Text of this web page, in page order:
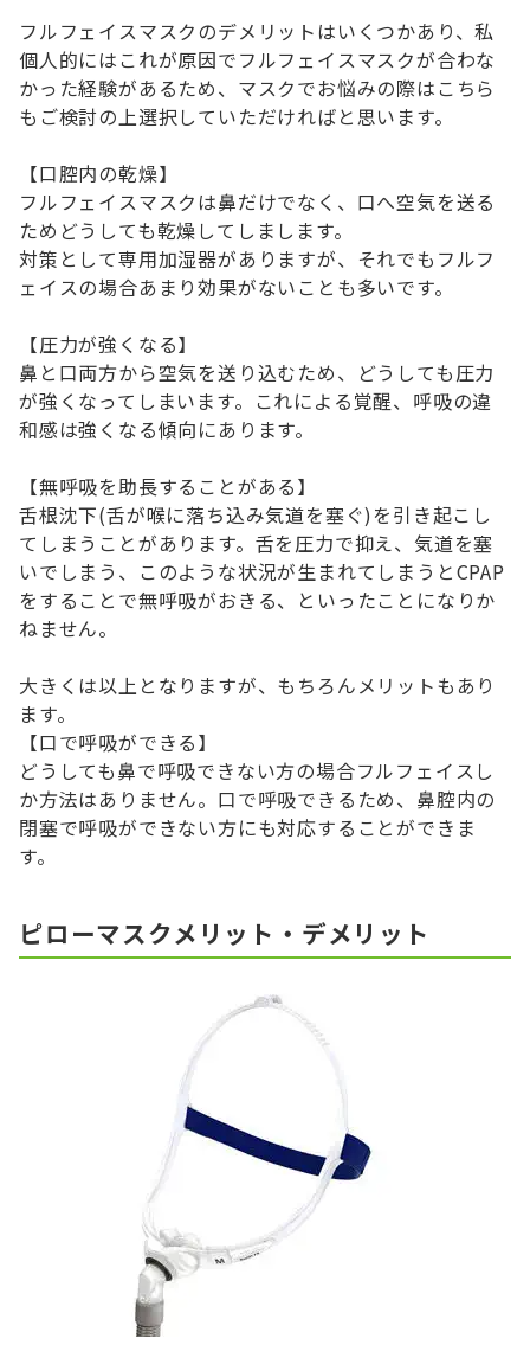
フルフェイスマスクのデメリットはいくつかあり、私
個人的にはこれが原因でフルフェイスマスクが合わな
かった経験があるため、マスクでお悩みの際はこちら
もご検討の上選択していただければと思います。
【口腔内の乾燥】
フルフェイスマスクは鼻だけでなく、口へ空気を送る
ためどうしても乾燥してしまします。
対策として専用加湿器がありますが、それでもフルフ
ェイスの場合あまり効果がないことも多いです。
【圧力が強くなる】
鼻と口両方から空気を送り込むため、どうしても圧力
が強くなってしまいます。これによる覚醒、呼吸の違
和感は強くなる傾向にあります。
【無呼吸を助長することがある】
舌根沈下(舌が喉に落ち込み気道を塞ぐ)を引き起こし
てしまうことがあります。舌を圧力で抑え、気道を塞
いでしまう、このような状況が生まれてしまうとCPAP
をすることで無呼吸がおきる、といったことになりか
ねません。
大きくは以上となりますが、もちろんメリットもあり
ます。
【口で呼吸ができる】
どうしても鼻で呼吸できない方の場合フルフェイスし
か方法はありません。口で呼吸できるため、鼻腔内の
閉塞で呼吸ができない方にも対応することができま
す。
ピローマスクメリット・デメリット